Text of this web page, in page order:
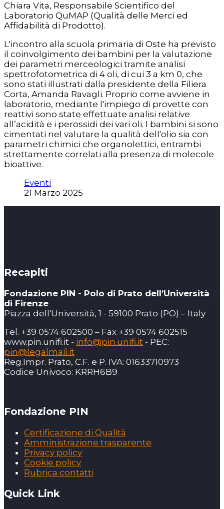
Chiara Vita, Responsabile Scientifico del
Laboratorio QuMAP (Qualità delle Merci ed
Affidabilità di Prodotto).
L'incontro alla scuola primaria di Oste ha previsto
il coinvolgimento dei bambini per la valutazione
dei parametri merceologici tramite analisi
spettrofotometrica di 4 oli, di cui 3 a km 0, che
sono stati illustrati dalla presidente della Filiera
Corta, Amanda Ravagli. Proprio come avviene in
laboratorio, mediante l'impiego di provette con
reattivi sono state effettuate analisi relative
all’acidità e i perossidi dei vari oli. I bambini si sono
cimentati nel valutare la qualità dell'olio sia con
parametri chimici che organolettici, entrambi
strettamente correlati alla presenza di molecole
bioattive.
Eventi
21 Marzo 2025
Recapiti
Fondazione PIN - Polo di Prato dell’Università
di Firenze
Piazza dell'Università, 1 - 59100 Prato (PO) – Italy
Tel. +39 0574 602500 – Fax +39 0574 602515
www.pin.unifi.it - info@pin.unifi.it - PEC:
pin@legalmail.it
Reg.Impr. Prato, C.F. e P. IVA: 01633710973
Codice Univoco: KRRH6B9
Fondazione PIN
Certificazione di Qualità
Amministrazione trasparente
Privacy policy
Cookie policy
Rubrica contatti
Quick Link